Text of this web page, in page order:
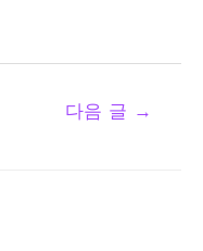
다음 글 →